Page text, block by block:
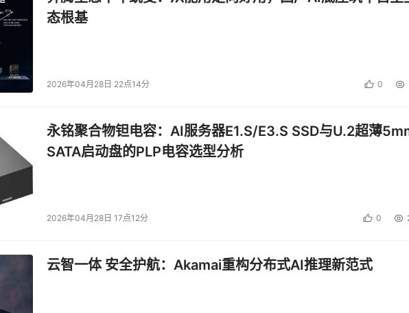
态根基
2026年04月28日 22点14分 0
永铭聚合物钽电容：AI服务器E1.S/E3.S SSD与U.2超薄
SATA启动盘的PLP电容选型分析
2026年04月28日 17点12分 0
云智一体 安全护航：Akamai重构分布式AI推理新范式